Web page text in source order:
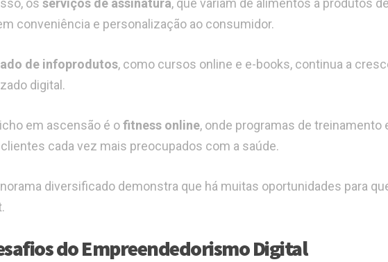
os serviços de assinatura, que variam de alimentos a produtos
conveniência e personalização ao consumidor.
de infoprodutos, como cursos online e e-books, continua a
digital.
em ascensão é ofitness online, onde programas de treinamento
cada vez mais preocupados com a saúde.
diversificado demonstra que há muitas oportunidades para
do Empreendedorismo Digital